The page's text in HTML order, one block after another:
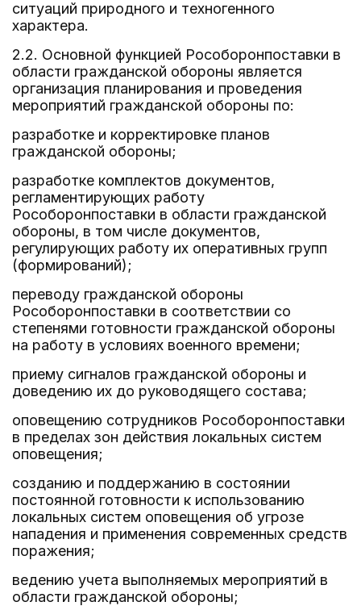
ситуаций природного и техногенного
характера.
2.2. Основной функцией Рособоронпоставки в
области гражданской обороны является
организация планирования и проведения
мероприятий гражданской обороны по:
разработке и корректировке планов
гражданской обороны;
разработке комплектов документов,
регламентирующих работу
Рособоронпоставки в области гражданской
обороны, в том числе документов,
регулирующих работу их оперативных групп
(формирований);
переводу гражданской обороны
Рособоронпоставки в соответствии со
степенями готовности гражданской обороны
на работу в условиях военного времени;
приему сигналов гражданской обороны и
доведению их до руководящего состава;
оповещению сотрудников Рособоронпоставки
в пределах зон действия локальных систем
оповещения;
созданию и поддержанию в состоянии
постоянной готовности к использованию
локальных систем оповещения об угрозе
нападения и применения современных средств
поражения;
ведению учета выполняемых мероприятий в
области гражданской обороны;